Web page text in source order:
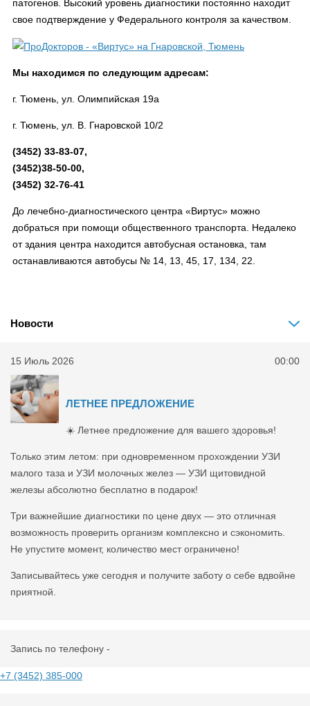
патогенов. Высокий уровень диагностики постоянно находит
свое подтверждение у Федерального контроля за качеством.
Мы находимся по следующим адресам:
г. Тюмень, ул. Олимпийская 19а
г. Тюмень, ул. В. Гнаровской 10/2
(3452) 33-83-07,
(3452)38-50-00,
(3452) 32-76-41
До лечебно-диагностического центра «Виртус» можно
добраться при помощи общественного транспорта. Недалеко
от здания центра находится автобусная остановка, там
останавливаются автобусы № 14, 13, 45, 17, 134, 22.
Новости
15 Июль 2026 00:00
ЛЕТНЕЕ ПРЕДЛОЖЕНИЕ
☀️ Летнее предложение для вашего здоровья!
Только этим летом: при одновременном прохождении УЗИ
малого таза и УЗИ молочных желез — УЗИ щитовидной
железы абсолютно бесплатно в подарок!
Три важнейшие диагностики по цене двух — это отличная
возможность проверить организм комплексно и сэкономить.
Не упустите момент, количество мест ограничено!
Записывайтесь уже сегодня и получите заботу о себе вдвойне
приятной.
Запись по телефону -
+7 (3452) 385-000